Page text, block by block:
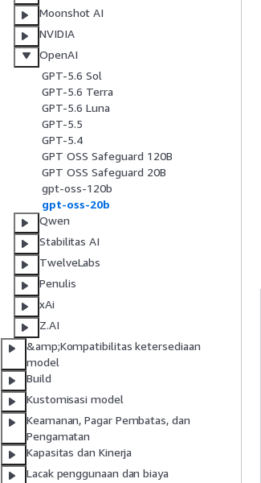
Moonshot AI
NVIDIA
OpenAI
GPT-5.6 Sol
GPT-5.6 Terra
GPT-5.6 Luna
GPT-5.5
GPT-5.4
GPT OSS Safeguard 120B
GPT OSS Safeguard 20B
gpt-oss-120b
gpt-oss-20b
Qwen
Stabilitas AI
TwelveLabs
Penulis
xAi
Z.AI
&amp;Kompatibilitas ketersediaan
model
Build
Kustomisasi model
Keamanan, Pagar Pembatas, dan
Pengamatan
Kapasitas dan Kinerja
Lacak penggunaan dan biaya